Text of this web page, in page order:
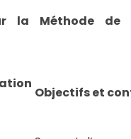
la Méthode de
Objectifs et